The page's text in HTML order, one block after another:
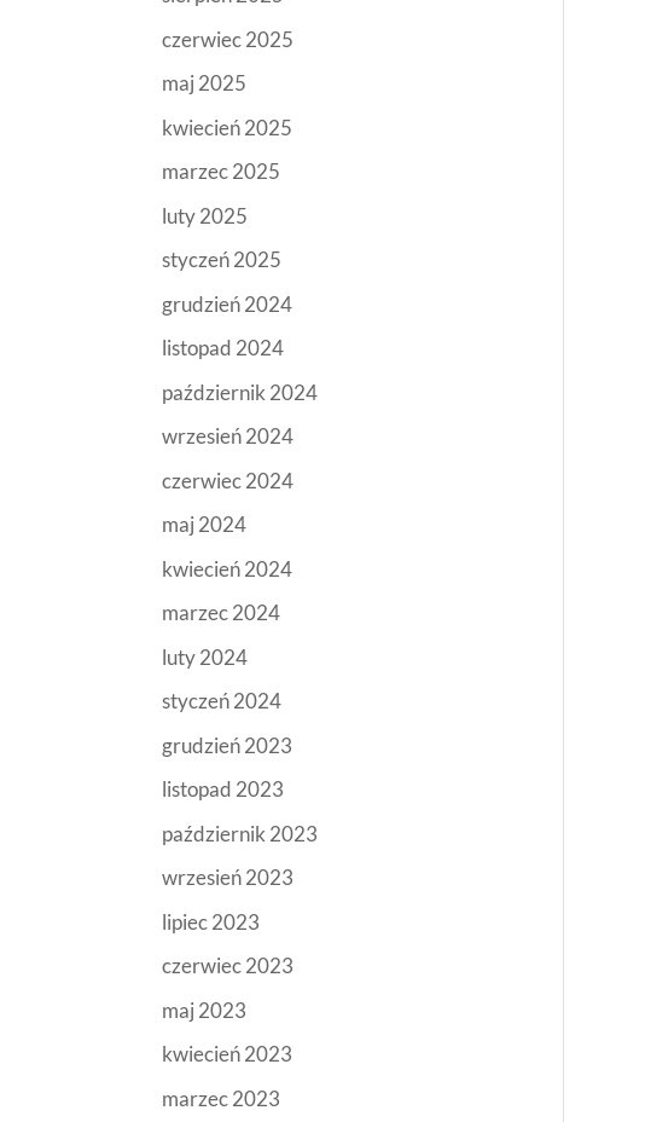
czerwiec 2025
maj 2025
kwiecień 2025
marzec 2025
luty 2025
styczeń 2025
grudzień 2024
listopad 2024
październik 2024
wrzesień 2024
czerwiec 2024
maj 2024
kwiecień 2024
marzec 2024
luty 2024
styczeń 2024
grudzień 2023
listopad 2023
październik 2023
wrzesień 2023
lipiec 2023
czerwiec 2023
maj 2023
kwiecień 2023
marzec 2023